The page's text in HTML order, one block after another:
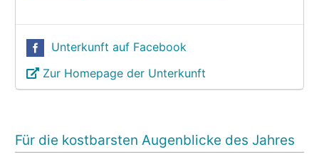
Unterkunft auf Facebook
Zur Homepage der Unterkunft
Für die kostbarsten Augenblicke des Jahres